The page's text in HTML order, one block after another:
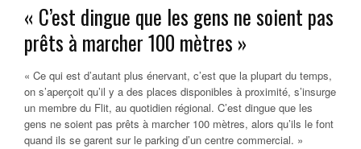
« C’est dingue que les gens ne soient pas
prêts à marcher 100 mètres »
« Ce qui est d’autant plus énervant, c’est que la plupart du temps,
on s’aperçoit qu’il y a des places disponibles à proximité, s’insurge
un membre du Flit, au quotidien régional. C’est dingue que les
gens ne soient pas prêts à marcher 100 mètres, alors qu’ils le font
quand ils se garent sur le parking d’un centre commercial. »